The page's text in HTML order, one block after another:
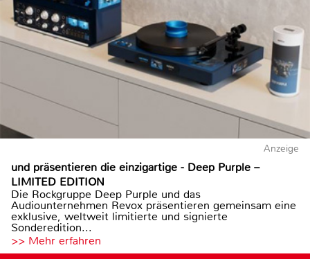
Anzeige
und präsentieren die einzigartige - Deep Purple –
LIMITED EDITION
Die Rockgruppe Deep Purple und das
Audiounternehmen Revox präsentieren gemeinsam eine
exklusive, weltweit limitierte und signierte
Sonderedition...
>> Mehr erfahren